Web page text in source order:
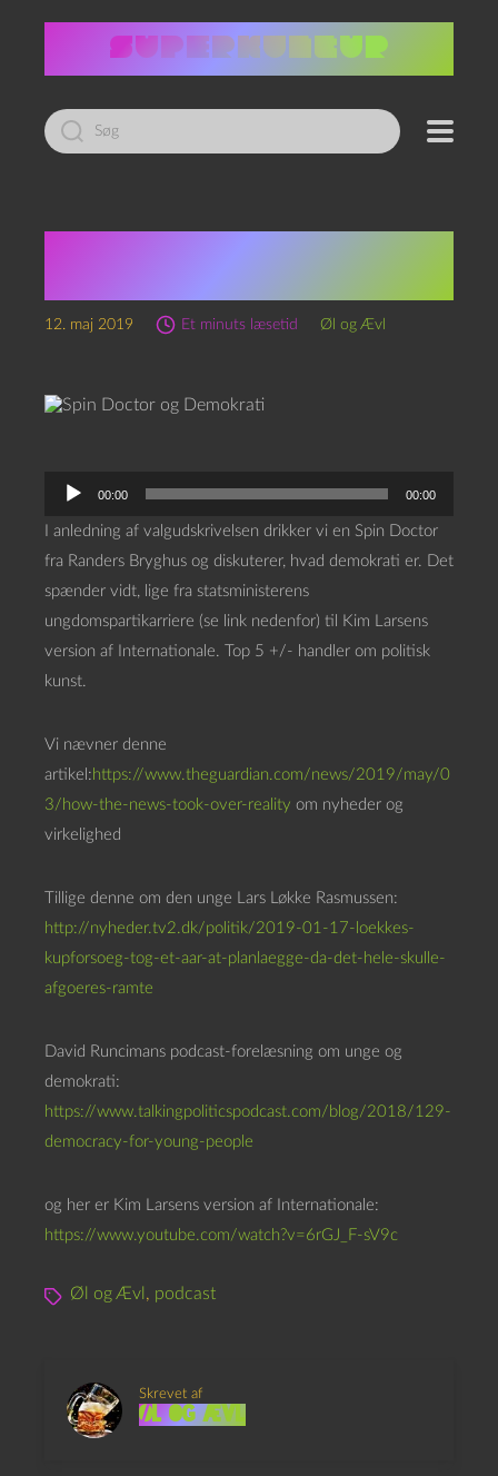
Led
efter:
12. maj 2019 Et minuts læsetid Øl og Ævl
00:00 00:00
I anledning af valgudskrivelsen drikker vi en Spin Doctor
fra Randers Bryghus og diskuterer, hvad demokrati er. Det
spænder vidt, lige fra statsministerens
ungdomspartikarriere (se link nedenfor) til Kim Larsens
version af Internationale. Top 5 +/- handler om politisk
kunst.
Vi nævner denne
artikel: https://www.theguardian.com/news/2019/may/0
3/how-the-news-took-over-reality om nyheder og
virkelighed
Tillige denne om den unge Lars Løkke Rasmussen:
http://nyheder.tv2.dk/politik/2019-01-17-loekkes-
kupforsoeg-tog-et-aar-at-planlaegge-da-det-hele-skulle-
afgoeres-ramte
David Runcimans podcast-forelæsning om unge og
demokrati:
https://www.talkingpoliticspodcast.com/blog/2018/129-
democracy-for-young-people
og her er Kim Larsens version af Internationale:
https://www.youtube.com/watch?v=6rGJ_F-sV9c
Øl og Ævl , podcast
Skrevet af
Øl og Ævl